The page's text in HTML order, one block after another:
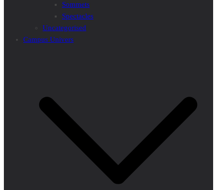
Sommets
Spectacles
Uncategorised
Campus Univers